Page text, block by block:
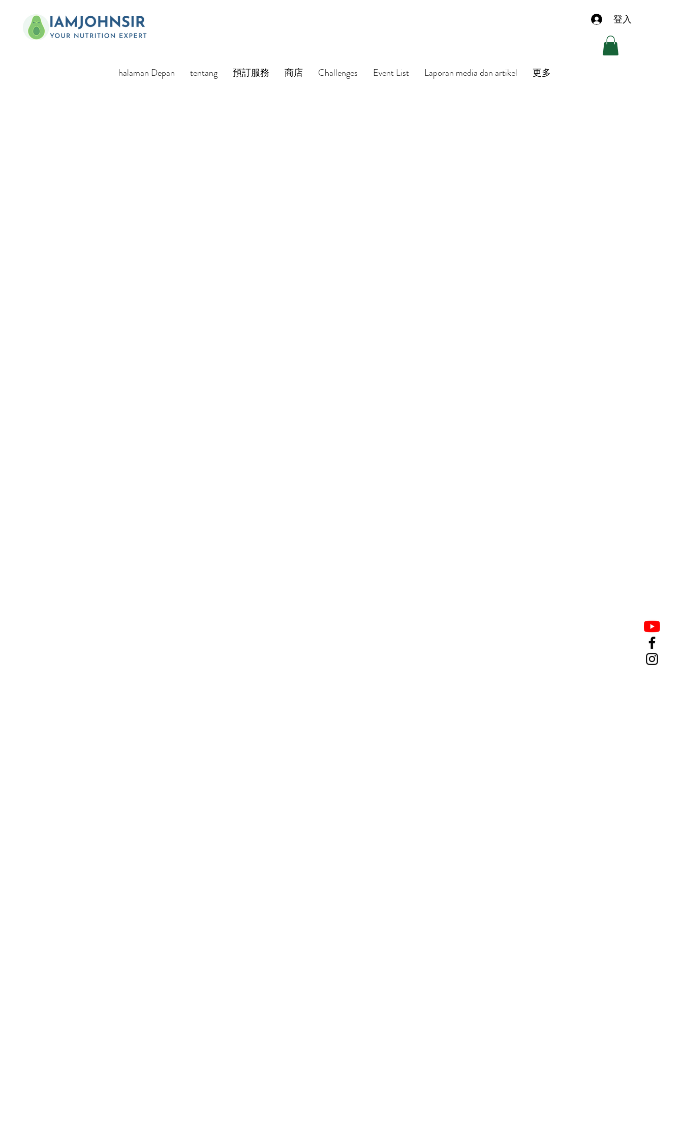
登入
halaman Depan tentang 預訂服務 商店 Challenges Event List Laporan media dan artikel 更多